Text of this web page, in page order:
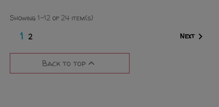
Showing 1-12 of 24 item(s)
1 2 Next
Back to top 